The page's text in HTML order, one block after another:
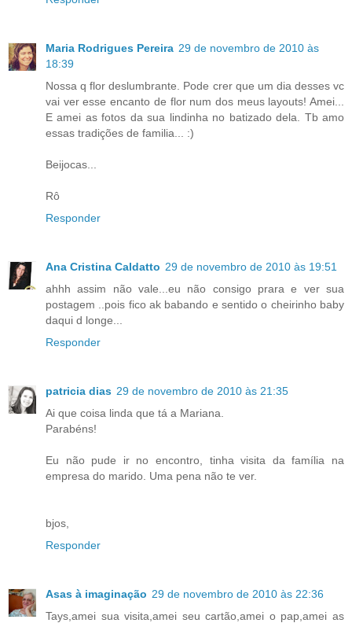
Maria Rodrigues Pereira 29 de novembro de 2010 às
18:39
Nossa q flor deslumbrante. Pode crer que um dia desses vc
vai ver esse encanto de flor num dos meus layouts! Amei...
E amei as fotos da sua lindinha no batizado dela. Tb amo
essas tradições de familia... :)
Beijocas...
Rô
Responder
Ana Cristina Caldatto 29 de novembro de 2010 às 19:51
ahhh assim não vale...eu não consigo prara e ver sua
postagem ..pois fico ak babando e sentido o cheirinho baby
daqui d longe...
Responder
patricia dias 29 de novembro de 2010 às 21:35
Ai que coisa linda que tá a Mariana.
Parabéns!
Eu não pude ir no encontro, tinha visita da família na
empresa do marido. Uma pena não te ver.
bjos,
Responder
Asas à imaginação 29 de novembro de 2010 às 22:36
Tays,amei sua visita,amei seu cartão,amei o pap,amei as